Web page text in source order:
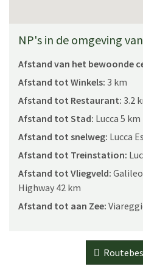
NP's in de omgeving
Afstand van het bewoonde
Afstand tot Winkels: 3 km
Afstand tot Restaurant: 3.2
Afstand tot Stad: Lucca 5 km
Afstand tot snelweg: Lucca
Afstand tot Treinstation:
Afstand tot Vliegveld:
Highway 42 km
Afstand tot aan Zee: